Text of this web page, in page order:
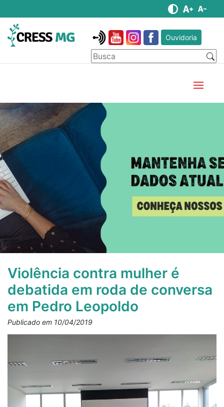
Ouvidoria
Violência contra mulher é
debatida em roda de conversa
em Pedro Leopoldo
Publicado em 10/04/2019